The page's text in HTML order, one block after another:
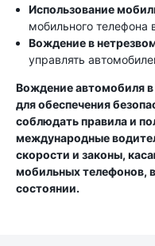
Использование
мобильного
Вождение в
управлять
Вождение автомобиля в
для обеспечения
соблюдать правила и
международные
скорости и законы,
мобильных телефонов,
состоянии.